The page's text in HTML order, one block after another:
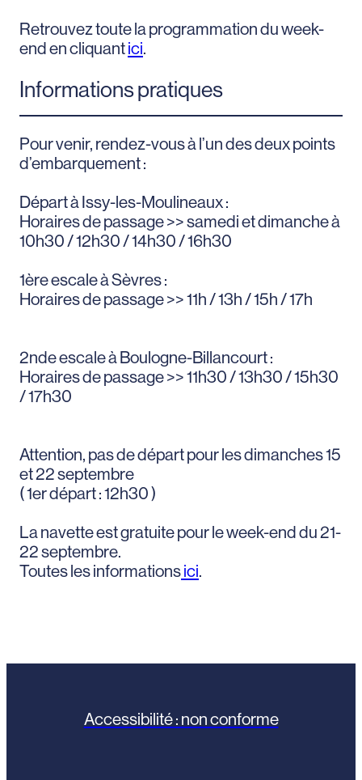
Retrouvez toute la programmation du week-
end en cliquantici.
Informations pratiques
Pour venir, rendez-vous à l’un des deux points
d’embarquement :
Départ à Issy-les-Moulineaux :
Horaires de passage >> samedi et dimanche à
10h30 / 12h30 / 14h30 / 16h30
1ère escale à Sèvres :
Horaires de passage >> 11h / 13h / 15h / 17h
2nde escale à Boulogne-Billancourt :
Horaires de passage >> 11h30 / 13h30 / 15h30
/ 17h30
Attention, pas de départ pour les dimanches 15
et 22 septembre
( 1er départ : 12h30 )
La navette est gratuite pour le week-end du 21-
22 septembre.
Toutes les informationsici.
Accessibilité : non conforme